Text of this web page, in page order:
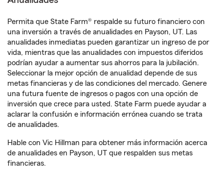
Permita que State Farm® respalde su futuro financiero con
una inversión a través de anualidades en Payson, UT. Las
anualidades inmediatas pueden garantizar un ingreso de por
vida, mientras que las anualidades con impuestos diferidos
podrían ayudar a aumentar sus ahorros para la jubilación.
Seleccionar la mejor opción de anualidad depende de sus
metas financieras y de las condiciones del mercado. Genere
una futura fuente de ingresos o pagos con una opción de
inversión que crece para usted. State Farm puede ayudar a
aclarar la confusión e información errónea cuando se trata
de anualidades.
Hable con Vic Hillman para obtener más información acerca
de anualidades en Payson, UT que respalden sus metas
financieras.